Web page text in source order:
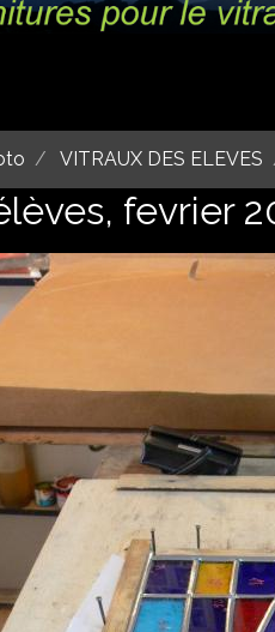
VITRAUX DES ELEVES
fevrier